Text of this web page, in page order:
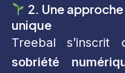
2. Une
unique
Treebal
sobriété